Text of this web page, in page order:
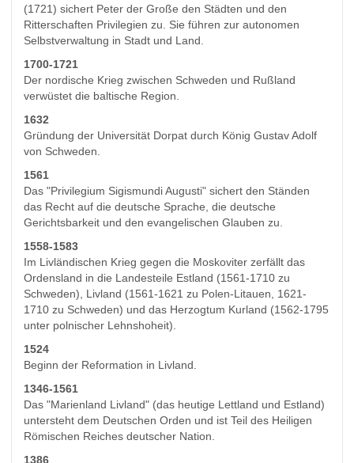
(1721) sichert Peter der Große den Städten und den
Ritterschaften Privilegien zu. Sie führen zur autonomen
Selbstverwaltung in Stadt und Land.
1700-1721
Der nordische Krieg zwischen Schweden und Rußland
verwüstet die baltische Region.
1632
Gründung der Universität Dorpat durch König Gustav Adolf
von Schweden.
1561
Das "Privilegium Sigismundi Augusti" sichert den Ständen
das Recht auf die deutsche Sprache, die deutsche
Gerichtsbarkeit und den evangelischen Glauben zu.
1558-1583
Im Livländischen Krieg gegen die Moskoviter zerfällt das
Ordensland in die Landesteile Estland (1561-1710 zu
Schweden), Livland (1561-1621 zu Polen-Litauen, 1621-
1710 zu Schweden) und das Herzogtum Kurland (1562-1795
unter polnischer Lehnshoheit).
1524
Beginn der Reformation in Livland.
1346-1561
Das "Marienland Livland" (das heutige Lettland und Estland)
untersteht dem Deutschen Orden und ist Teil des Heiligen
Römischen Reiches deutscher Nation.
1386